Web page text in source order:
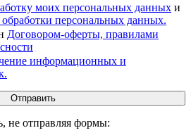
моих персональных данных и
персональных данных.
Договором-оферты, правилами
информационных и
не отправляя формы: